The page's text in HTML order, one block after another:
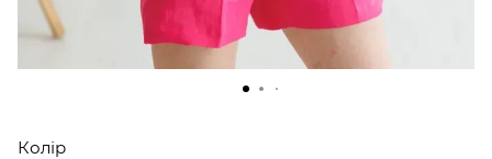
Колір